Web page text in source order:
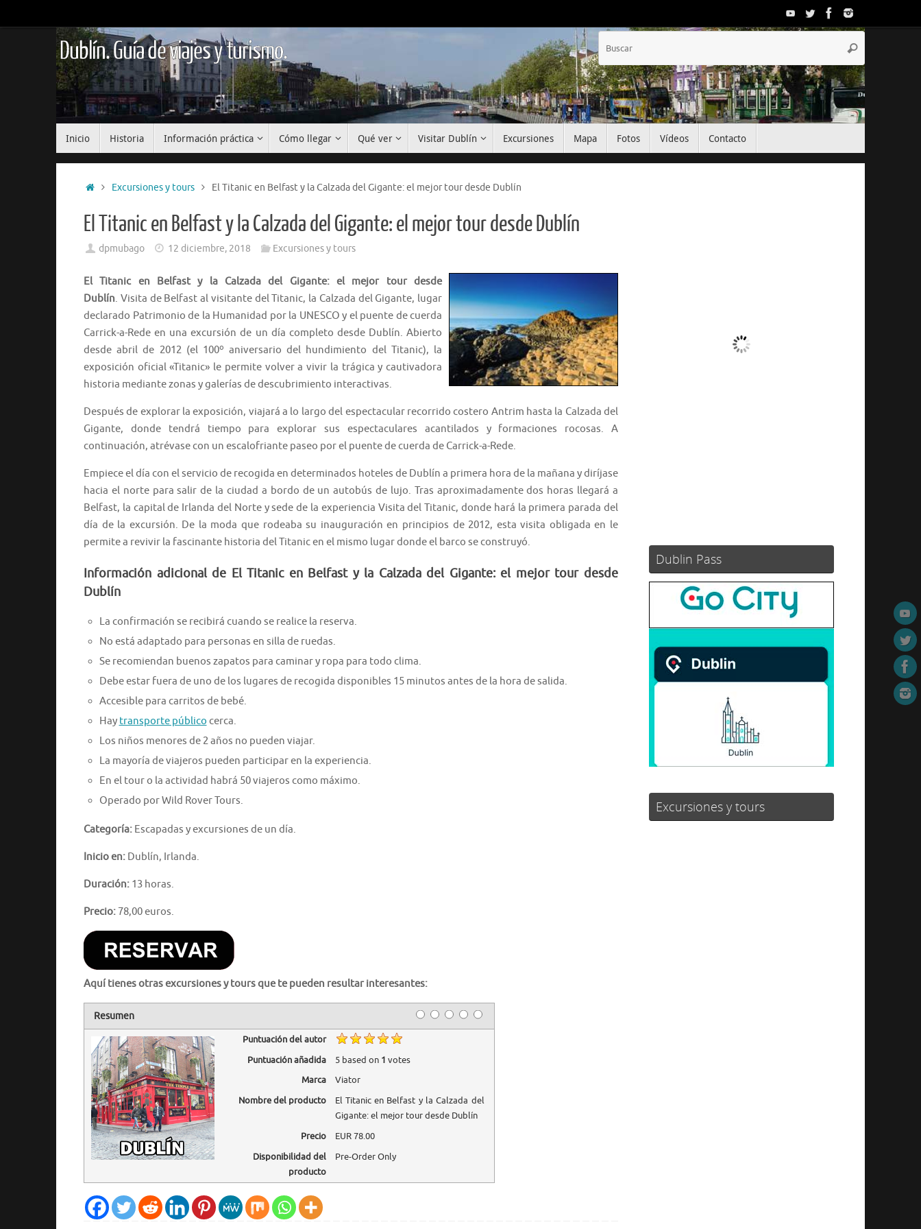
al
Dublín. Guía de viajes y turismo. Buscar
Inicio Historia Información práctica Cómo llegar Qué ver Visitar Dublín Excursiones Mapa Fotos Vídeos Contacto
InicioExcursiones y tours El Titanic en Belfast y la Calzada del Gigante: el mejor tour desde Dublín
El Titanic en Belfast y la Calzada del Gigante: el mejor tour desde Dublín
dpmubago 12 diciembre, 2018 Excursiones y tours
El Titanic en Belfast y la Calzada del Gigante: el mejor tour desde
Dublín. Visita de Belfast al visitante del Titanic, la Calzada del Gigante, lugar
declarado Patrimonio de la Humanidad por la UNESCO y el puente de cuerda
Carrick-a-Rede en una excursión de un día completo desde Dublín. Abierto
desde abril de 2012 (el 100º aniversario del hundimiento del Titanic), la
exposición oficial «Titanic» le permite volver a vivir la trágica y cautivadora
historia mediante zonas y galerías de descubrimiento interactivas.
Después de explorar la exposición, viajará a lo largo del espectacular recorrido costero Antrim hasta la Calzada del
Gigante, donde tendrá tiempo para explorar sus espectaculares acantilados y formaciones rocosas. A
continuación, atrévase con un escalofriante paseo por el puente de cuerda de Carrick-a-Rede.
Empiece el día con el servicio de recogida en determinados hoteles de Dublín a primera hora de la mañana y diríjase
hacia el norte para salir de la ciudad a bordo de un autobús de lujo. Tras aproximadamente dos horas llegará a
Belfast, la capital de Irlanda del Norte y sede de la experiencia Visita del Titanic, donde hará la primera parada del
día de la excursión. De la moda que rodeaba su inauguración en principios de 2012, esta visita obligada en le
permite a revivir la fascinante historia del Titanic en el mismo lugar donde el barco se construyó.
Información adicional de El Titanic en Belfast y la Calzada del Gigante: el mejor tour desde
Dublín
La confirmación se recibirá cuando se realice la reserva.
No está adaptado para personas en silla de ruedas.
Se recomiendan buenos zapatos para caminar y ropa para todo clima.
Debe estar fuera de uno de los lugares de recogida disponibles 15 minutos antes de la hora de salida.
Accesible para carritos de bebé.
Hay transporte público cerca.
Los niños menores de 2 años no pueden viajar.
La mayoría de viajeros pueden participar en la experiencia.
En el tour o la actividad habrá 50 viajeros como máximo.
Operado por Wild Rover Tours.
Categoría: Escapadas y excursiones de un día.
Inicio en: Dublín, Irlanda.
Duración: 13 horas.
Precio: 78,00 euros.
Aquí tienes otras excursiones y tours que te pueden resultar interesantes:
Resumen
Puntuación del autor
Puntuación añadida
5based on 1 votes
Marca
Viator
Nombre del producto
El Titanic en Belfast y la Calzada del
Gigante: el mejor tour desde Dublín
Precio
EUR78.00
Disponibilidad del
producto
Pre-Order Only
Nubes
Dublin Pass
Excursiones y tours